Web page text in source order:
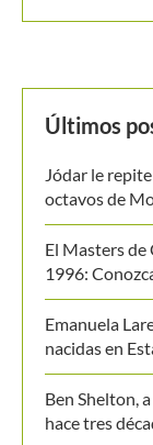
Últimos
Jódar le
octavos de
El Masters de
1996:
Emanuela
nacidas en
Ben Shelton,
hace tres